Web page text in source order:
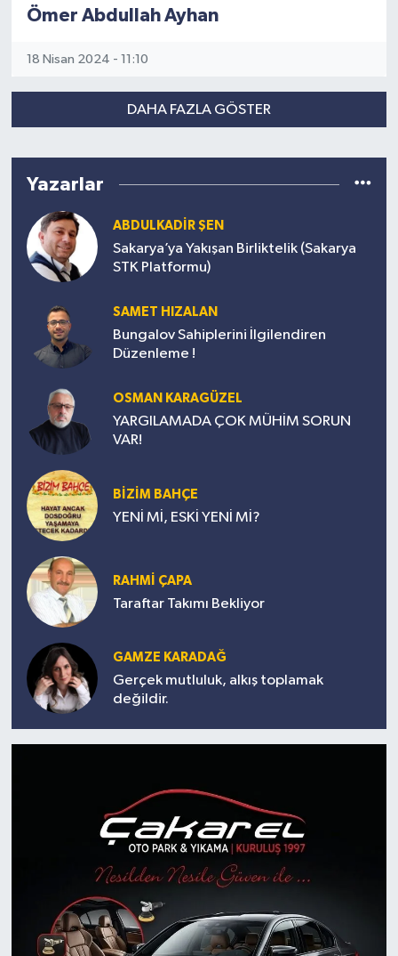
Ömer Abdullah Ayhan
18 Nisan 2024 - 11:10
DAHA FAZLA GÖSTER
Yazarlar
ABDULKADIR ŞEN
Sakarya’ya Yakışan Birliktelik (Sakarya
STK Platformu)
SAMET HIZALAN
Bungalov Sahiplerini İlgilendiren
Düzenleme !
OSMAN KARAGÜZEL
YARGILAMADA ÇOK MÜHİM SORUN
VAR!
BİZİM BAHÇE
YENİ Mİ, ESKİ YENİ Mİ?
RAHMİ ÇAPA
Taraftar Takımı Bekliyor
GAMZE KARADAĞ
Gerçek mutluluk, alkış toplamak
değildir.